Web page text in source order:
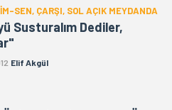
SEN, ÇARŞI, SOL AÇIK MEYDANDA
Susturalım Dediler,
Elif Akgül